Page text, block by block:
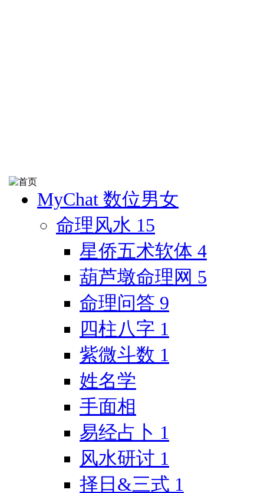
MyChat 数位男女
命理风水 15
星侨五术软体 4
葫芦墩命理网 5
命理问答 9
四柱八字 1
紫微斗数 1
姓名学
手面相
易经占卜 1
风水研讨 1
择日&三式 1